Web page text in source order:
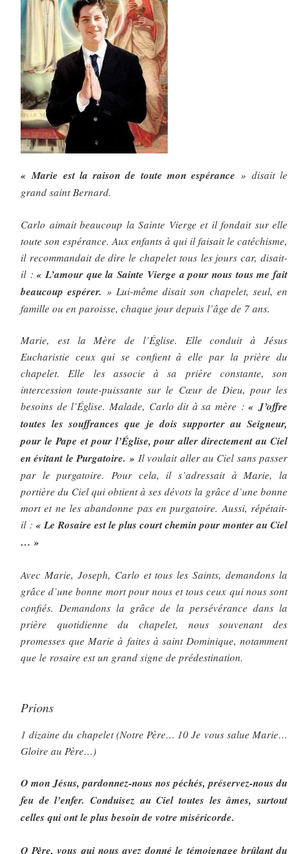
« Marie est la raison de toute mon espérance » disait le
grand saint Bernard.
Carlo aimait beaucoup la Sainte Vierge et il fondait sur elle
toute son espérance. Aux enfants à qui il faisait le catéchisme,
il recommandait de dire le chapelet tous les jours car, disait-
il :« L’amour que la Sainte Vierge a pour nous tous me fait
beaucoup espérer. » Lui-même disait son chapelet, seul, en
famille ou en paroisse, chaque jour depuis l’âge de 7 ans.
Marie, est la Mère de l’Église. Elle conduit à Jésus
Eucharistie ceux qui se confient à elle par la prière du
chapelet. Elle les associe à sa prière constante, son
intercession toute-puissante sur le Cœur de Dieu, pour les
besoins de l’Église. Malade, Carlo dit à sa mère :« J’offre
toutes les souffrances que je dois supporter au Seigneur,
pour le Pape et pour l’Église, pour aller directement au Ciel
en évitant le Purgatoire. » Il voulait aller au Ciel sans passer
par le purgatoire. Pour cela, il s’adressait à Marie, la
portière du Ciel qui obtient à ses dévots la grâce d’une bonne
mort et ne les abandonne pas en purgatoire. Aussi, répétait-
il : « Le Rosaire est le plus court chemin pour monter au Ciel
… »
Avec Marie, Joseph, Carlo et tous les Saints, demandons la
grâce d’une bonne mort pour nous et tous ceux qui nous sont
confiés. Demandons la grâce de la persévérance dans la
prière quotidienne du chapelet, nous souvenant des
promesses que Marie à faites à saint Dominique, notamment
que le rosaire est un grand signe de prédestination.
Prions
1 dizaine du chapelet (Notre Père… 10 Je vous salue Marie…
Gloire au Père…)
O mon Jésus, pardonnez-nous nos péchés, préservez-nous du
feu de l’enfer. Conduisez au Ciel toutes les âmes, surtout
celles qui ont le plus besoin de votre miséricorde.
O Père, vous qui nous avez donné le témoignage brûlant du